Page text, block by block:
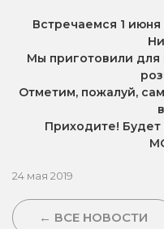
Встречаемся 1
Мы приготовили
Отметим, пожалуй,
Приходите! Будет
24 мая 2019
← ВСЕ НОВОСТИ